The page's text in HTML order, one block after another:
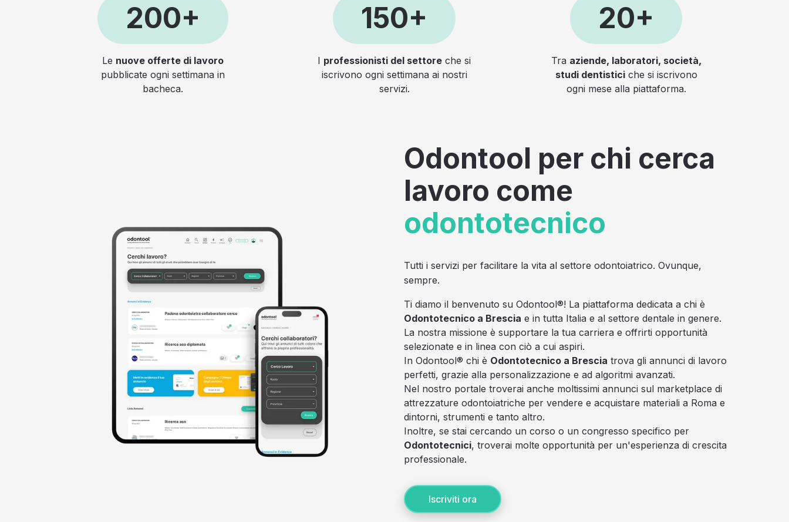
200+
Le nuove offerte di lavoro
pubblicate ogni settimana in
bacheca.
150+
I professionisti del settore che si
iscrivono ogni settimana ai nostri
servizi.
20+
Tra aziende, laboratori, società,
studi dentisticiche si iscrivono
ogni mese alla piattaforma.
Odontool per chi cerca
lavoro come
odontotecnico
Tutti i servizi per facilitare la vita al settore odontoiatrico. Ovunque,
sempre.
Ti diamo il benvenuto su Odontool®! La piattaforma dedicata a chi è
Odontotecnico a Brescia e in tutta Italia e al settore dentale in genere.
La nostra missione è supportare la tua carriera e offrirti opportunità
selezionate e in linea con ciò a cui aspiri.
In Odontool® chi è Odontotecnico a Brescia trova gli annunci di lavoro
perfetti, grazie alla personalizzazione e ad algoritmi avanzati.
Nel nostro portale troverai anche moltissimi annunci sul marketplace di
attrezzature odontoiatriche per vendere e acquistare materiali a Roma e
dintorni, strumenti e tanto altro.
Inoltre, se stai cercando un corso o un congresso specifico per
Odontotecnici, troverai molte opportunità per un'esperienza di crescita
professionale.
Iscriviti ora